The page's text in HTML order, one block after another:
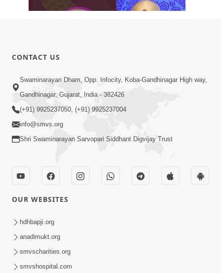
17:00
હું કોણ છું ? ભાગ 1 | SMVS Spiritual
Journey | Anadimukta Gyan
હર્ષ-શોક, સુખ-દુખનું કારણ દેહભાવ | SMVS
Spiritual Journey | Anadimukta Gyan
CONTACT US
Swaminarayan Dham, Opp. Infocity, Koba-Gandhinagar High way,
Gandhinagar, Gujarat, India - 382426
(+91) 9925237050, (+91) 9925237004
info@smvs.org
Shri Swaminarayan Sarvopari Siddhant Digvijay Trust
OUR WEBSITES
hdhbapji.org
anadimukt.org
smvscharities.org
smvshospital.com